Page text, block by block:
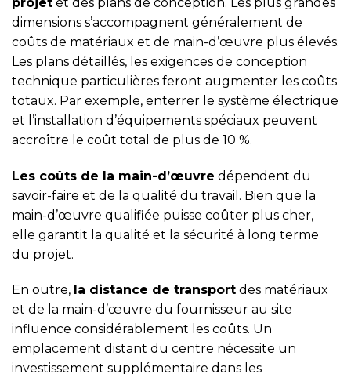
dimensions s’accompagnent généralement de
coûts de matériaux et de main-d’œuvre plus élevés.
Les plans détaillés, les exigences de conception
technique particulières feront augmenter les coûts
totaux. Par exemple, enterrer le système électrique
et l’installation d’équipements spéciaux peuvent
accroître le coût total de plus de 10 %.
Les coûts de la main-d’œuvre dépendent du
savoir-faire et de la qualité du travail. Bien que la
main-d’œuvre qualifiée puisse coûter plus cher,
elle garantit la qualité et la sécurité à long terme
du projet.
En outre, la distance de transport des matériaux
et de la main-d’œuvre du fournisseur au site
influence considérablement les coûts. Un
emplacement distant du centre nécessite un
investissement supplémentaire dans les